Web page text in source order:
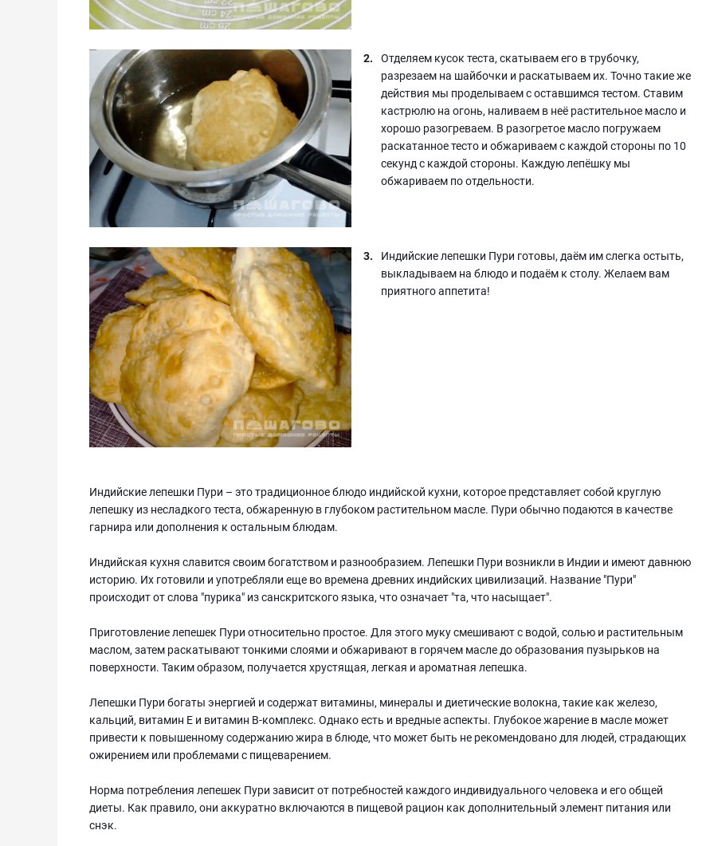
Отделяем кусок теста, скатываем его в трубочку,
разрезаем на шайбочки и раскатываем их. Точно такие же
действия мы проделываем с оставшимся тестом. Ставим
кастрюлю на огонь, наливаем в неё растительное масло и
хорошо разогреваем. В разогретое масло погружаем
раскатанное тесто и обжариваем с каждой стороны по 10
секунд с каждой стороны. Каждую лепёшку мы
обжариваем по отдельности.
Индийские лепешки Пури готовы, даём им слегка остыть,
выкладываем на блюдо и подаём к столу. Желаем вам
приятного аппетита!
Индийские лепешки Пури – это традиционное блюдо индийской кухни, которое представляет собой круглую
лепешку из несладкого теста, обжаренную в глубоком растительном масле. Пури обычно подаются в качестве
гарнира или дополнения к остальным блюдам.
Индийская кухня славится своим богатством и разнообразием. Лепешки Пури возникли в Индии и имеют давнюю
историю. Их готовили и употребляли еще во времена древних индийских цивилизаций. Название "Пури"
происходит от слова "пурика" из санскритского языка, что означает "та, что насыщает".
Приготовление лепешек Пури относительно простое. Для этого муку смешивают с водой, солью и растительным
маслом, затем раскатывают тонкими слоями и обжаривают в горячем масле до образования пузырьков на
поверхности. Таким образом, получается хрустящая, легкая и ароматная лепешка.
Лепешки Пури богаты энергией и содержат витамины, минералы и диетические волокна, такие как железо,
кальций, витамин Е и витамин B-комплекс. Однако есть и вредные аспекты. Глубокое жарение в масле может
привести к повышенному содержанию жира в блюде, что может быть не рекомендовано для людей, страдающих
ожирением или проблемами с пищеварением.
Норма потребления лепешек Пури зависит от потребностей каждого индивидуального человека и его общей
диеты. Как правило, они аккуратно включаются в пищевой рацион как дополнительный элемент питания или
снэк.